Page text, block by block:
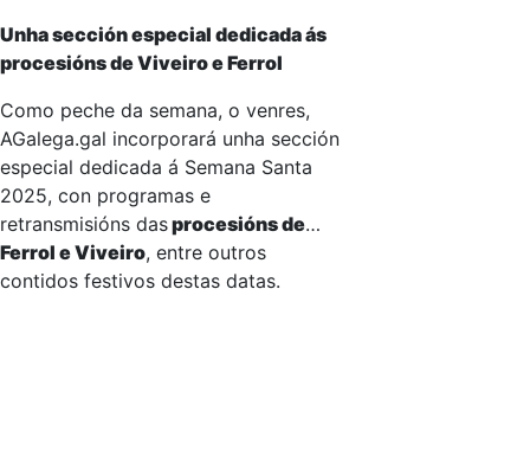
Unha sección especial dedicada ás
procesións de Viveiro e Ferrol
Como peche da semana, o venres,
AGalega.gal incorporará unha sección
especial dedicada á Semana Santa
2025, con programas e
retransmisións dasprocesións de
Ferrol e Viveiro, entre outros
contidos festivos destas datas.